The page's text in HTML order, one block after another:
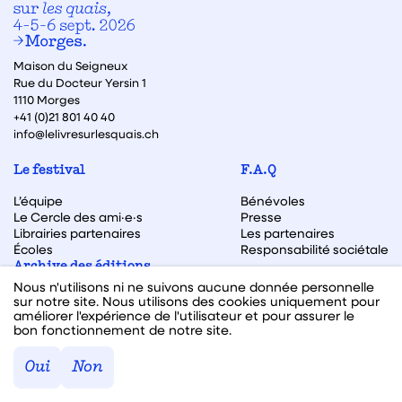
Maison du Seigneux
Rue du Docteur Yersin 1
1110 Morges
+41 (0)21 801 40 40
info@lelivresurlesquais.ch
Le festival
L’équipe
Le Cercle des ami·e·s
Librairies partenaires
Écoles
F.A.Q
Bénévoles
Presse
Les partenaires
Responsabilité sociétale
Archive des éditions
Archive des autrices et auteurs
Facebook
Instagram
Linkedin
Youtube
Nous n'utilisons ni ne suivons aucune donnée personnelle
sur notre site. Nous utilisons des cookies uniquement pour
améliorer l'expérience de l'utilisateur et pour assurer le
bon fonctionnement de notre site.
Oui Non